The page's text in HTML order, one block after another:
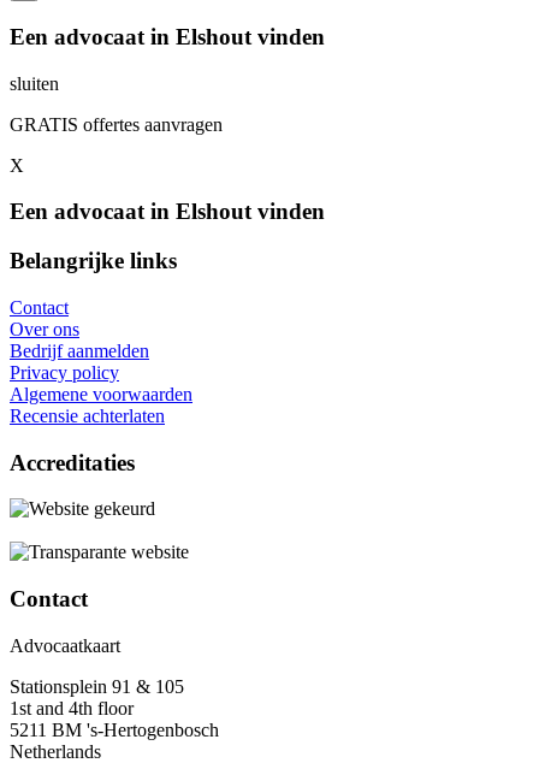
Een advocaat in Elshout vinden
sluiten
GRATIS offertes aanvragen
X
Een advocaat in Elshout vinden
Belangrijke links
Contact
Over ons
Bedrijf aanmelden
Privacy policy
Algemene voorwaarden
Recensie achterlaten
Accreditaties
Contact
Advocaatkaart
Stationsplein 91 & 105
1st and 4th floor
5211 BM 's-Hertogenbosch
Netherlands